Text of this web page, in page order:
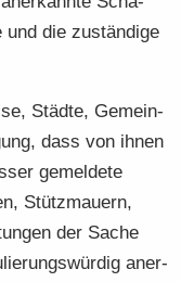
und die zu­stän­di­ge
Städ­te, Ge­mein­
dass von ihnen
ge­mel­de­te
Stütz­mau­ern,
der Sache
an­er­